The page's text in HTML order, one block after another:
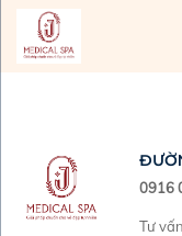
0916
Tư